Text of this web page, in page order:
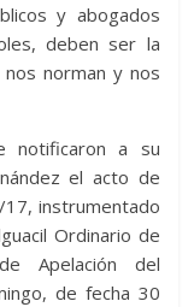
y abogados
deben ser la
norman y nos
notificaron a su
el acto de
17, instrumentado
Ordinario de
Apelación del
de fecha 30